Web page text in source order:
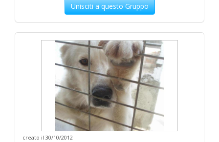
Unisciti a questo Gruppo
creato il 30/10/2012